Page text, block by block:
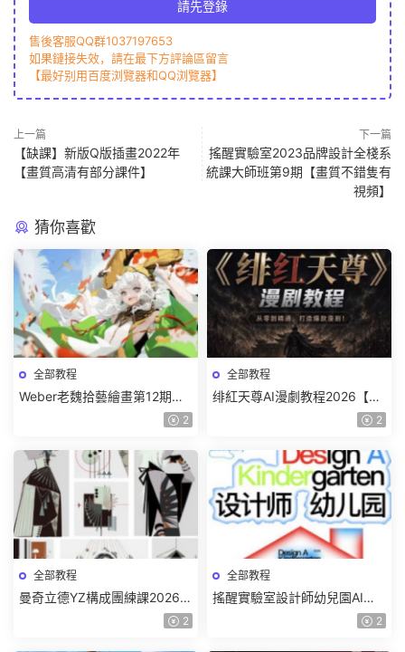
請先登錄
售後客服QQ群1037197653
如果鏈接失效，請在最下方評論區留言
【最好别用百度浏覽器和QQ浏覽器】
上一篇
【缺課】新版Q版插畫2022年
【畫質高清有部分課件】
下一篇
搖醒實驗室2023品牌設計全棧系
統課大師班第9期【畫質不錯隻有
視頻】
猜你喜歡
全部教程
Weber老魏拾藝繪畫第12期角
色特訓班【畫質不錯隻有視
2
全部教程
绯紅天尊AI漫劇教程2026【畫
2
全部教程
曼奇立德YZ構成團練課2026年
8月已結課【畫質高清有課件】
2
全部教程
搖醒實驗室設計師幼兒園AI軟
件基礎課2025【畫質不錯有素
2